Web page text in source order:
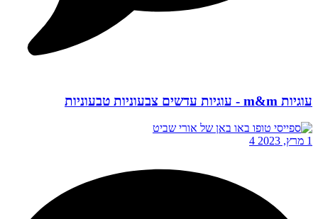
עוגיות m&m - עוגיות עדשים צבעוניות טבעוניות
1 מרץ, 2023 4